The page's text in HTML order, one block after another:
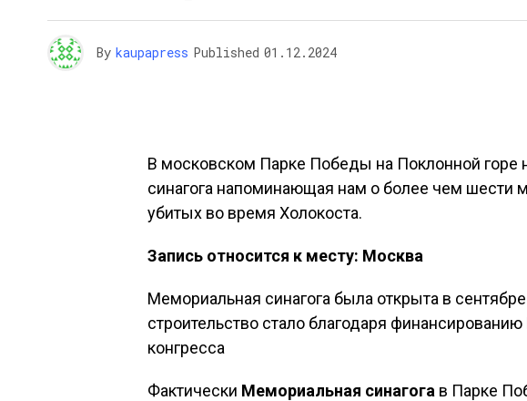
By kaupapress Published 01.12.2024
В московском Парке Победы на Поклонной горе
синагога напоминающая нам о более чем шести
убитых во время Холокоста.
Запись относится к месту: Москва
Мемориальная синагога была открыта в
строительство стало благодаря
конгресса
Фактически Мемориальная синагога в Парке